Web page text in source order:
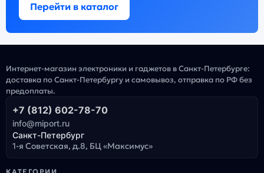
Перейти в каталог
Интернет-магазин электроники и гаджетов в Санкт-Петербурге:
доставка по Санкт-Петербургу и самовывоз, отправка по РФ без
предоплаты.
+7 (812) 602-78-70
info@miport.ru
Санкт-Петербург
1-я Советская, д.8, БЦ «Максимус»